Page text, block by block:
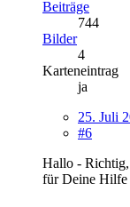
Beiträge
744
Bilder
4
Karteneintrag
ja
25. Juli
#6
Hallo -
für Deine Hilfe